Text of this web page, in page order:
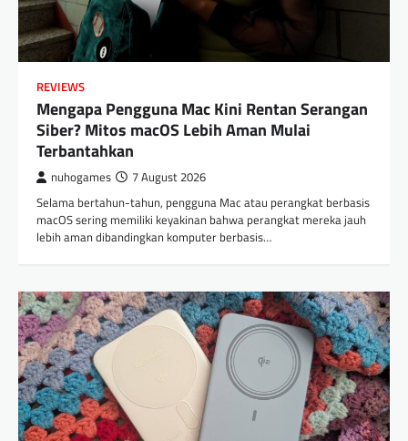
REVIEWS
Mengapa Pengguna Mac Kini Rentan Serangan
Siber? Mitos macOS Lebih Aman Mulai
Terbantahkan
nuhogames 7 August 2026
Selama bertahun-tahun, pengguna Mac atau perangkat berbasis
macOS sering memiliki keyakinan bahwa perangkat mereka jauh
lebih aman dibandingkan komputer berbasis…